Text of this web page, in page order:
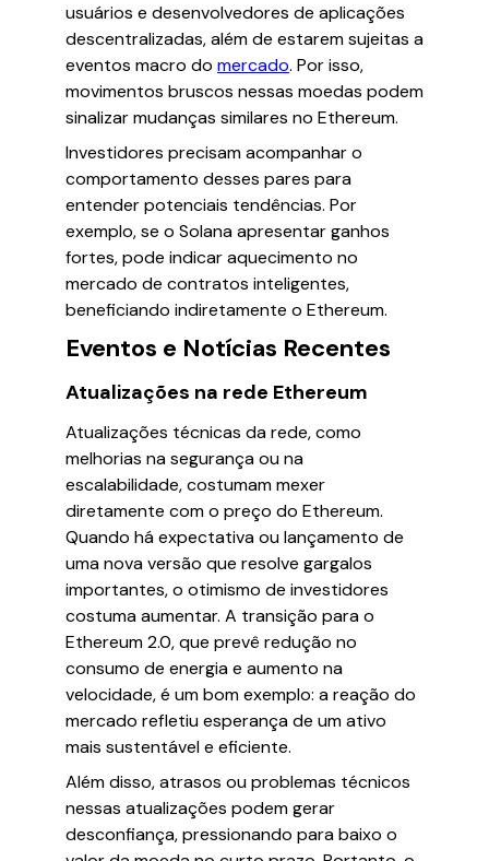
usuários e desenvolvedores de aplicações
descentralizadas, além de estarem sujeitas a
eventos macro do mercado. Por isso,
movimentos bruscos nessas moedas podem
sinalizar mudanças similares no Ethereum.
Investidores precisam acompanhar o
comportamento desses pares para
entender potenciais tendências. Por
exemplo, se o Solana apresentar ganhos
fortes, pode indicar aquecimento no
mercado de contratos inteligentes,
beneficiando indiretamente o Ethereum.
Eventos e Notícias Recentes
Atualizações na rede Ethereum
Atualizações técnicas da rede, como
melhorias na segurança ou na
escalabilidade, costumam mexer
diretamente com o preço do Ethereum.
Quando há expectativa ou lançamento de
uma nova versão que resolve gargalos
importantes, o otimismo de investidores
costuma aumentar. A transição para o
Ethereum 2.0, que prevê redução no
consumo de energia e aumento na
velocidade, é um bom exemplo: a reação do
mercado refletiu esperança de um ativo
mais sustentável e eficiente.
Além disso, atrasos ou problemas técnicos
nessas atualizações podem gerar
desconfiança, pressionando para baixo o